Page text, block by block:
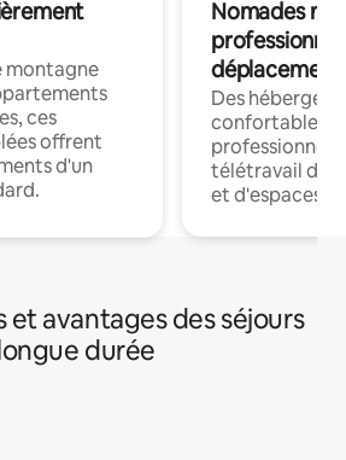
montagne
ces
offrent
d'un
Nomades
déplacement
Des
confortables
professionnels
télétravail
et d'espaces
et avantages des séjours
durée